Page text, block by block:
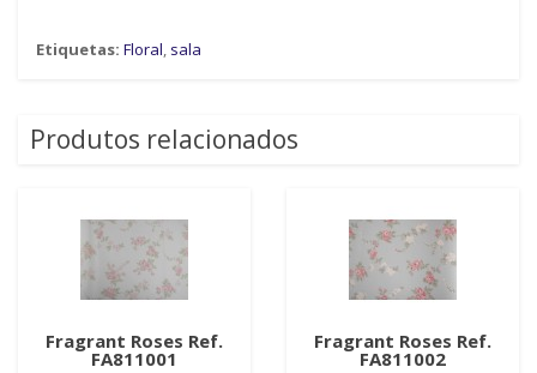
Etiquetas: Floral, sala
Produtos relacionados
Fragrant Roses Ref.
FA811001
Fragrant Roses Ref.
FA811002